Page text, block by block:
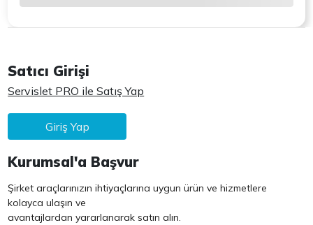
Satıcı Girişi
Servislet PRO ile Satış Yap
Giriş Yap
Kurumsal'a Başvur
Şirket araçlarınızın ihtiyaçlarına uygun ürün ve hizmetlere
kolayca ulaşın ve
avantajlardan yararlanarak satın alın.